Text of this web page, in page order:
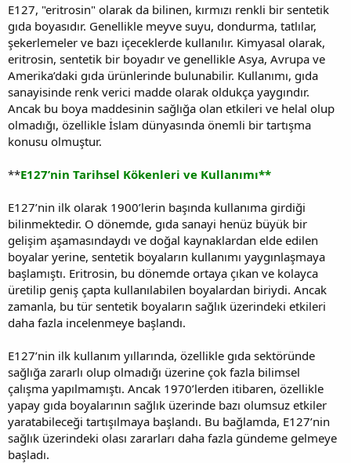
E127, "eritrosin" olarak da bilinen, kırmızı renkli bir sentetik
gıda boyasıdır. Genellikle meyve suyu, dondurma, tatlılar,
şekerlemeler ve bazı içeceklerde kullanılır. Kimyasal olarak,
eritrosin, sentetik bir boyadır ve genellikle Asya, Avrupa ve
Amerika’daki gıda ürünlerinde bulunabilir. Kullanımı, gıda
sanayisinde renk verici madde olarak oldukça yaygındır.
Ancak bu boya maddesinin sağlığa olan etkileri ve helal olup
olmadığı, özellikle İslam dünyasında önemli bir tartışma
konusu olmuştur.
**E127’nin Tarihsel Kökenleri ve Kullanımı**
E127’nin ilk olarak 1900’lerin başında kullanıma girdiği
bilinmektedir. O dönemde, gıda sanayi henüz büyük bir
gelişim aşamasındaydı ve doğal kaynaklardan elde edilen
boyalar yerine, sentetik boyaların kullanımı yaygınlaşmaya
başlamıştı. Eritrosin, bu dönemde ortaya çıkan ve kolayca
üretilip geniş çapta kullanılabilen boyalardan biriydi. Ancak
zamanla, bu tür sentetik boyaların sağlık üzerindeki etkileri
daha fazla incelenmeye başlandı.
E127’nin ilk kullanım yıllarında, özellikle gıda sektöründe
sağlığa zararlı olup olmadığı üzerine çok fazla bilimsel
çalışma yapılmamıştı. Ancak 1970’lerden itibaren, özellikle
yapay gıda boyalarının sağlık üzerinde bazı olumsuz etkiler
yaratabileceği tartışılmaya başlandı. Bu bağlamda, E127’nin
sağlık üzerindeki olası zararları daha fazla gündeme gelmeye
başladı.